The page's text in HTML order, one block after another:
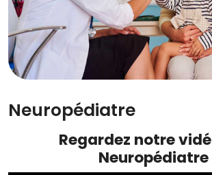
Neuropédiatre
Regardez notre
Neuropédiatre